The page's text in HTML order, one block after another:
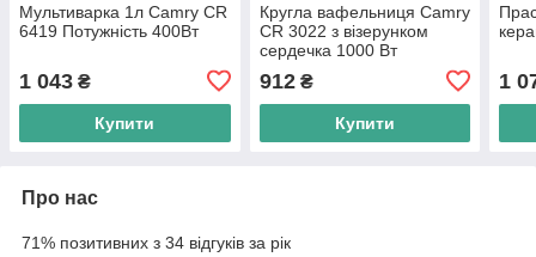
Мультиварка 1л Camry CR
6419 Потужність 400Вт
1 043 ₴
Купити
Кругла вафельниця Camry
CR 3022 з візерунком
сердечка 1000 Вт
912₴
Купити
1
Про нас
71% позитивних з 34 відгуків за рік